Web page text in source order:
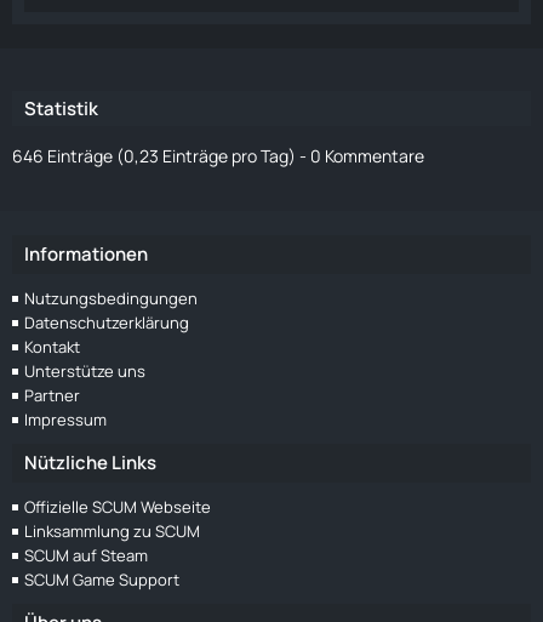
Statistik
646 Einträge (0,23 Einträge pro Tag) - 0 Kommentare
Informationen
Nutzungsbedingungen
Datenschutzerklärung
Kontakt
Unterstütze uns
Partner
Impressum
Nützliche Links
Offizielle SCUM Webseite
Linksammlung zu SCUM
SCUM auf Steam
SCUM Game Support